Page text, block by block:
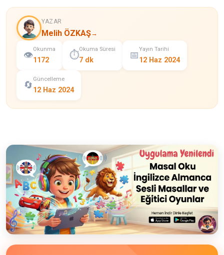
YAZAR
Melih ÖZKAŞ→
👁️
Okunma
1172 ⏱️
Okuma Süresi
7 dk 📅
Yayın Tarihi
12 Haz 2024
🔄
Güncelleme
12 Haz 2024